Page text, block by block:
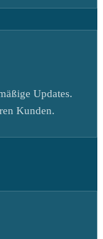
Updates.
Kunden.